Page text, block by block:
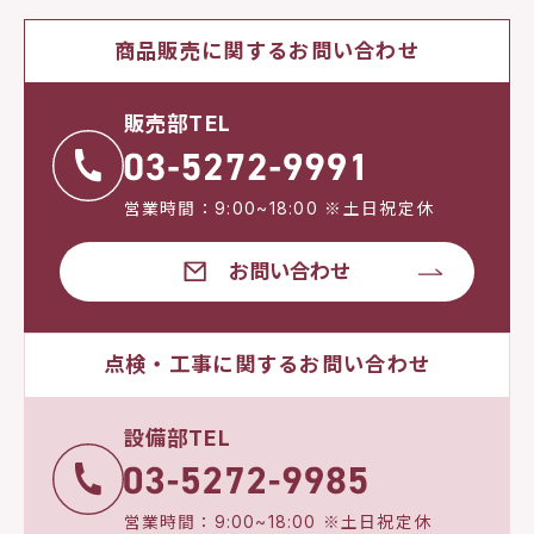
商品販売に関するお問い合わせ
販売部TEL
営業時間：9:00~18:00 ※土日祝定休
お問い合わせ
点検・工事に関するお問い合わせ
設備部TEL
営業時間：9:00~18:00 ※土日祝定休